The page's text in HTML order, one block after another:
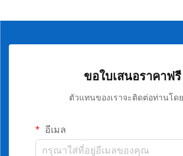
ขอใบเสนอราคาฟรี
ตัวแทนของเราจะติดต่อท่านโดย
อีเมล